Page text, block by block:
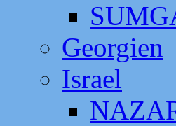
Georgien
Israel